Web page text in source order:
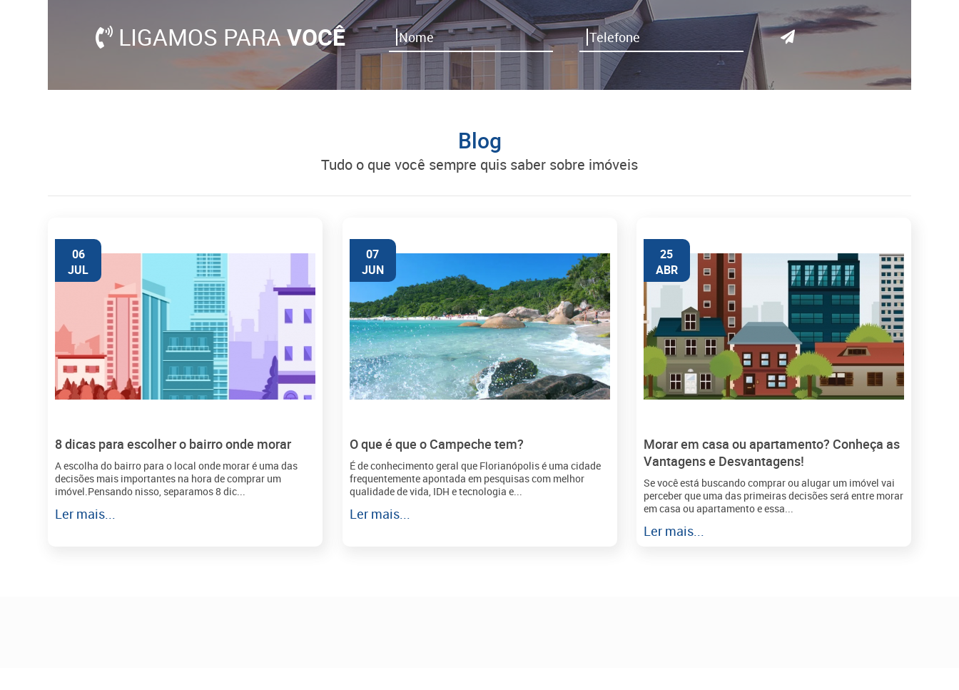
LIGAMOS PARAVOCÊ
Blog
tudo o que você sempre quis saber sobre imóveis
06
JUL
8 dicas para escolher o bairro onde morar
A escolha do bairro para o local onde morar é uma das
decisões mais importantes na hora de comprar um
imóvel.Pensando nisso, separamos 8 dic...
Ler mais...
07
JUN
O que é que o Campeche tem?
É de conhecimento geral que Florianópolis é uma cidade
frequentemente apontada em pesquisas com melhor
qualidade de vida, IDH e tecnologia e...
Ler mais...
25
ABR
Morar em casa ou apartamento? Conheça as
Vantagens e Desvantagens!
Se você está buscando comprar ou alugar um imóvel vai
perceber que uma das primeiras decisões será entre morar
em casa ou apartamento e essa...
Ler mais...